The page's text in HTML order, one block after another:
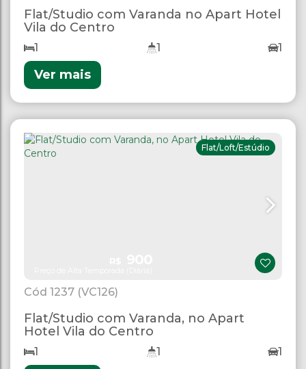
Flat/Studio com Varanda no Apart Hotel
Vila do Centro
1 1 1
Ver mais
1237 (VC126)
Flat/Loft/Estúdio
Flat/Studio com Varanda, no Apart
Hotel Vila do Centro
1 1 1